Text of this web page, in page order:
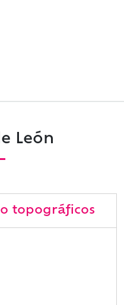
León
topográficos